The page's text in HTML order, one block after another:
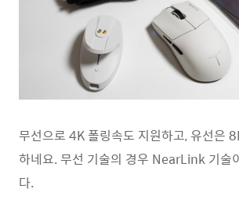
무선으로 4K 폴링속도 지원하고, 유선은
하네요. 무선 기술의 경우 NearLink 기술
다.